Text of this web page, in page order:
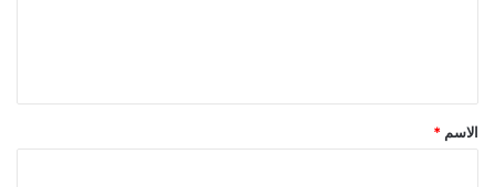
*
الاسم *